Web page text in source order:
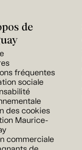
de
fréquentes
sociale
des cookies
Maurice-
commerciale